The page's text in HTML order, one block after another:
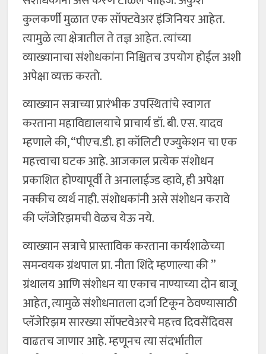
कुलकर्णी मुळात एक सॉफ्टवेअर इंजिनियर आहेत.
त्यामुळे त्या क्षेत्रातील ते तज्ञ आहेत. त्यांच्या
व्याख्यानाचा संशोधकांना निश्चितच उपयोग होईल अशी
अपेक्षा व्यक्त करतो.
व्याख्यान सत्राच्या प्रारंभीक उपस्थितांचे स्वागत
करताना महाविद्यालयाचे प्राचार्य डॉ. बी. एस. यादव
म्हणाले की, “पीएच.डी. हा कॉलिटी एज्युकेशन चा एक
महत्त्वाचा घटक आहे. आजकाल प्रत्येक संशोधन
प्रकाशित होण्यापूर्वी ते अनालाईज्ड व्हावे, ही अपेक्षा
नक्कीच व्यर्थ नाही. संशोधकांनी असे संशोधन करावे
की प्लॅजेरिझमची वेळच येऊ नये.
व्याख्यान सत्राचे प्रास्ताविक करताना कार्यशाळेच्या
समन्वयक ग्रंथपाल प्रा. नीता शिंदे म्हणाल्या की ”
ग्रंथालय आणि संशोधन या एकाच नाण्याच्या दोन बाजू
आहेत, त्यामुळे संशोधनातला दर्जा टिकून ठेवण्यासाठी
प्लॅजेरिझम सारख्या सॉफ्टवेअरचे महत्त्व दिवसेंदिवस
वाढतच जाणार आहे. म्हणूनच त्या संदर्भातील